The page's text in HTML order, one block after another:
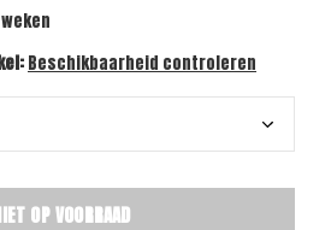
Beschikbaarheid controleren
OP VOORRAAD